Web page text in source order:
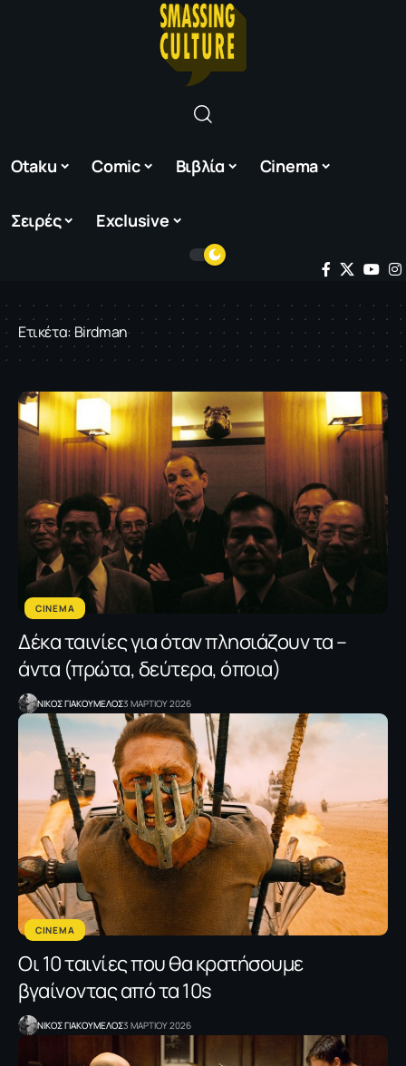
Otaku Comic Βιβλία Cinema
Σειρές Exclusive
Ετικέτα:Birdman
CINEMA
Δέκα ταινίες για όταν πλησιάζουν τα –
άντα (πρώτα, δεύτερα, όποια)
NΙΚΟΣ ΓΙΑΚΟΥΜΕΛΟΣ3 ΜΑΡΤΙΟΥ 2026
CINEMA
Oι 10 ταινίες που θα κρατήσουμε
βγαίνοντας από τα 10s
NΙΚΟΣ ΓΙΑΚΟΥΜΕΛΟΣ3 ΜΑΡΤΙΟΥ 2026